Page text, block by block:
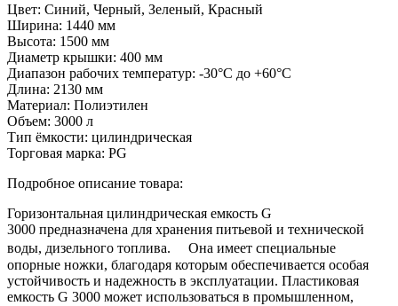
Цвет: Синий, Черный, Зеленый, Красный
Ширина: 1440 мм
Высота: 1500 мм
Диаметр крышки: 400 мм
Диапазон рабочих температур: -30°C до +60°C
Длина: 2130 мм
Материал: Полиэтилен
Объем: 3000 л
Тип ёмкости: цилиндрическая
Торговая марка: PG
Подробное описание товара:
Горизонтальная цилиндрическая емкость G
3000 предназначена для хранения питьевой и технической
воды, дизельного топлива. Она имеет специальные
опорные ножки, благодаря которым обеспечивается особая
устойчивость и надежность в эксплуатации. Пластиковая
емкость G 3000 может использоваться в промышленном,